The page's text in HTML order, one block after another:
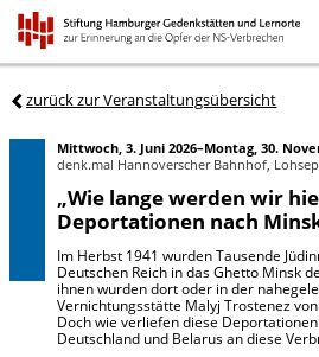
zurück zur Veranstaltungsübersicht
Mittwoch, 3. Juni 2026–Montag, 30.
denk.mal Hannoverscher Bahnhof,
„Wie lange werden wir
Deportationen nach
Im Herbst 1941 wurden Tausende
Deutschen Reich in das Ghetto Minsk
ihnen wurden dort oder in der
Vernichtungsstätte Malyj Trostenez
Doch wie verliefen diese
Deutschland und Belarus an diese